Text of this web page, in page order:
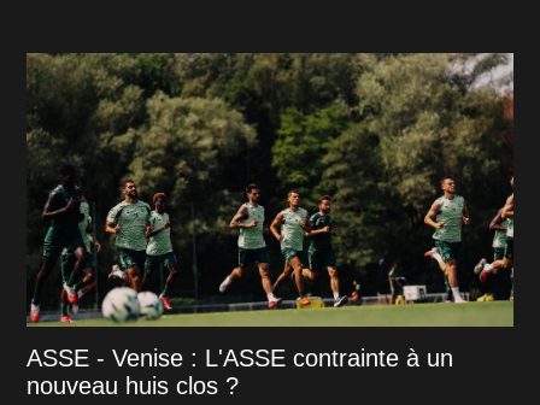
ASSE - Venise : L'ASSE contrainte à un
nouveau huis clos ?